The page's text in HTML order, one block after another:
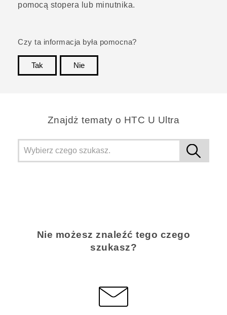
pomocą stopera lub minutnika.
Czy ta informacja była pomocna?
Tak
Nie
Znajdż tematy o HTC U Ultra
Nie możesz znaleźć tego czego
szukasz?